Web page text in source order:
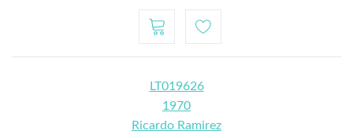
LT019626
1970
Ricardo Ramirez